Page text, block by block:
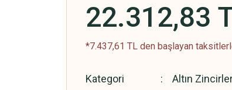
22.312,83
*7.437,61 TL den başlayan
Kategori Altın